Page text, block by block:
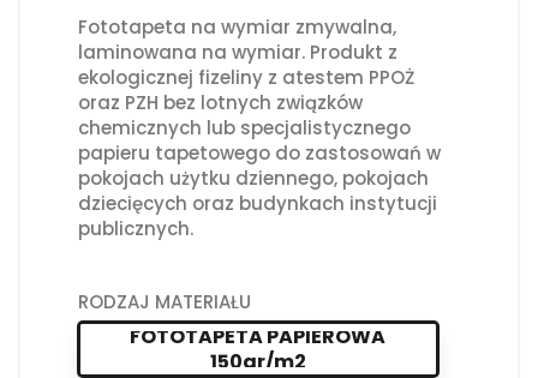
Fototapeta na wymiar zmywalna,
laminowana na wymiar. Produkt z
ekologicznej fizeliny z atestem PPOŻ
oraz PZH bez lotnych związków
chemicznych lub specjalistycznego
papieru tapetowego do zastosowań w
pokojach użytku dziennego, pokojach
dziecięcych oraz budynkach instytucji
publicznych.
RODZAJ MATERIAŁU
FOTOTAPETA PAPIEROWA
150gr/m2